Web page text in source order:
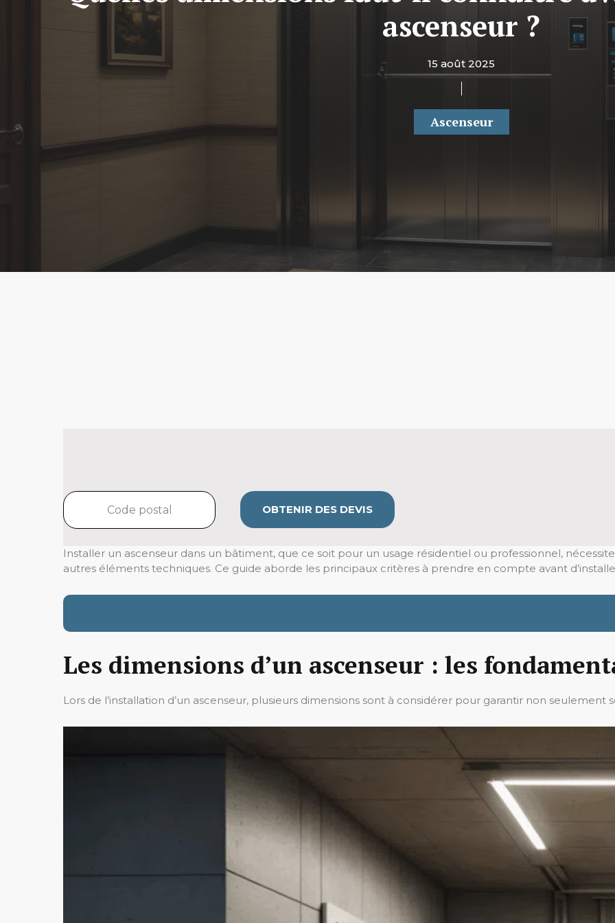
ascenseur ?
15 août 2025
Ascenseur
OBTENIR DES DEVIS
Installer un ascenseur dans un bâtiment, que ce soit pour un usage résidentiel ou professionnel,
autres éléments techniques. Ce guide aborde les principaux critères à prendre en compte avant
Les dimensions d’un ascenseur : les
Lors de l’installation d’un ascenseur, plusieurs dimensions sont à considérer pour garantir non